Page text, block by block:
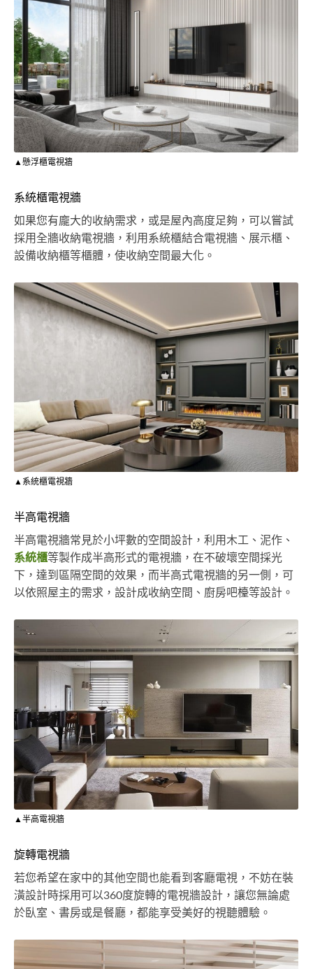
▲懸浮櫃電視牆
系統櫃電視牆
如果您有龐大的收納需求，或是屋內高度足夠，可以嘗試
採用全牆收納電視牆，利用系統櫃結合電視牆、展示櫃、
設備收納櫃等櫃體，使收納空間最大化。
▲系統櫃電視牆
半高電視牆
半高電視牆常見於小坪數的空間設計，利用木工、泥作、
系統櫃等製作成半高形式的電視牆，在不破壞空間採光
下，達到區隔空間的效果，而半高式電視牆的另一側，可
以依照屋主的需求，設計成收納空間、廚房吧檯等設計。
▲半高電視牆
旋轉電視牆
若您希望在家中的其他空間也能看到客廳電視，不妨在裝
潢設計時採用可以360度旋轉的電視牆設計，讓您無論處
於臥室、書房或是餐廳，都能享受美好的視聽體驗。